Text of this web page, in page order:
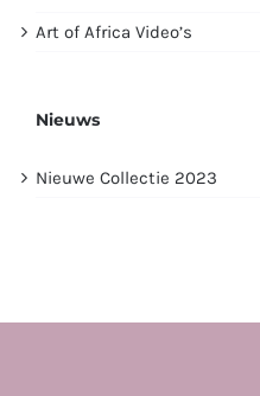
Art of Africa Video’s
Nieuws
Nieuwe Collectie 2023